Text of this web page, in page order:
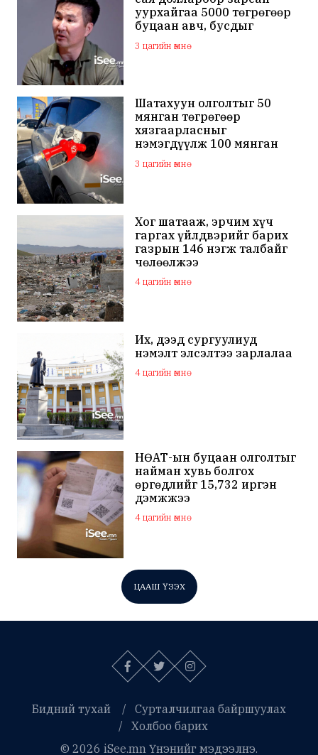
уурхайгаа 5000 төгрөгөөр
буцаан авч, бусдыг
залилсан Ө.Ганзоригийн
өмгөөлөгч ёс зүйгүйгээр
3 цагийн өмнө
Шатахуун олголтыг 50
мянган төгрөгөөр
хязгаарласныг
нэмэгдүүлж 100 мянган
төгрөгт хүргэхээр судалж
байна
3 цагийн өмнө
Хог шатааж, эрчим хүч
гаргах үйлдвэрийг барих
газрын 146 нэгж талбайг
чөлөөлжээ
4 цагийн өмнө
Их, дээд сургуулиуд
нэмэлт элсэлтээ зарлалаа
4 цагийн өмнө
НӨАТ-ын буцаан олголтыг
найман хувь болгох
өргөдлийг 15,732 иргэн
дэмжжээ
4 цагийн өмнө
ЦААШ ҮЗЭХ
Бидний тухай
Сурталчилгаа байршуулах
Холбоо барих
© 2026 iSee.mn Үнэнийг мэдээлнэ.